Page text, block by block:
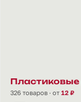
Пластиковые
326 товаров · от 12 ₽